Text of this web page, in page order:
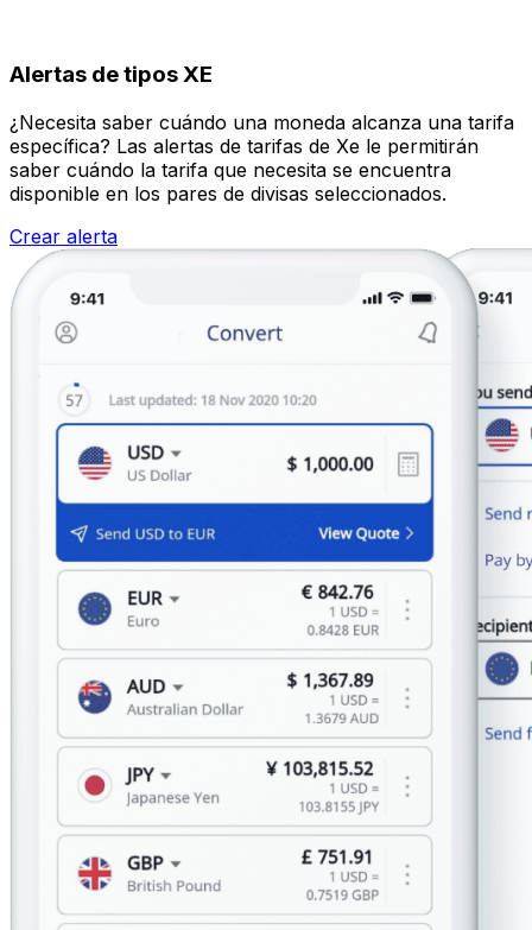
Alertas de tipos XE
¿Necesita saber cuándo una moneda alcanza una tarifa
específica? Las alertas de tarifas de Xe le permitirán
saber cuándo la tarifa que necesita se encuentra
disponible en los pares de divisas seleccionados.
Crear alerta